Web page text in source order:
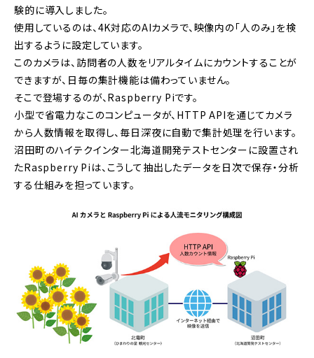
験的に導入しました。
使用しているのは、4K対応のAIカメラで、映像内の「人のみ」を検
出するように設定しています。
このカメラは、訪問者の人数をリアルタイムにカウントすることが
できますが、日毎の集計機能は備わっていません。
そこで登場するのが、Raspberry Piです。
小型で省電力なこのコンピュータが、HTTP APIを通じてカメラ
から人数情報を取得し、毎日深夜に自動で集計処理を行います。
沼田町のハイテクインター北海道開発テストセンターに設置され
たRaspberry Piは、こうして抽出したデータを日次で保存・分析
する仕組みを担っています。